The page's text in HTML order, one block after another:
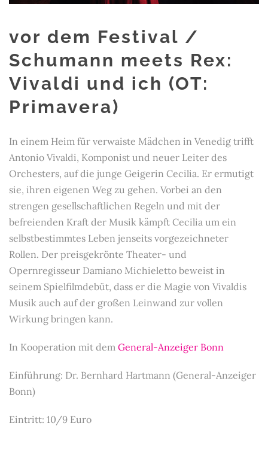
vor dem Festival /
Schumann meets Rex:
Vivaldi und ich (OT:
Primavera)
In einem Heim für verwaiste Mädchen in Venedig trifft
Antonio Vivaldi, Komponist und neuer Leiter des
Orchesters, auf die junge Geigerin Cecilia. Er ermutigt
sie, ihren eigenen Weg zu gehen. Vorbei an den
strengen gesellschaftlichen Regeln und mit der
befreienden Kraft der Musik kämpft Cecilia um ein
selbstbestimmtes Leben jenseits vorgezeichneter
Rollen. Der preisgekrönte Theater- und
Opernregisseur Damiano Michieletto beweist in
seinem Spielfilmdebüt, dass er die Magie von Vivaldis
Musik auch auf der großen Leinwand zur vollen
Wirkung bringen kann.
In Kooperation mit dem General-Anzeiger Bonn
Einführung: Dr. Bernhard Hartmann (General-Anzeiger
Bonn)
Eintritt: 10/9 Euro